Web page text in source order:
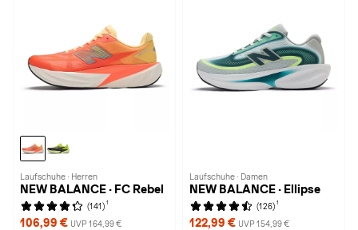
Laufschuhe · Herren
NEW BALANCE · FC Rebel
(141) 1
106,99 € UVP 164,99 €
Laufschuhe · Damen
NEW BALANCE · Ellipse
(126) 1
122,99 € UVP 154,99 €